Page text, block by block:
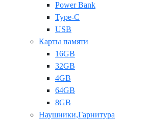
Power Bank
Type-C
USB
Карты памяти
16GB
32GB
4GB
64GB
8GB
Наушники,Гарнитура